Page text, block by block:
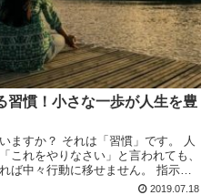
習慣！小さな一歩が人生を豊
ますか？ それは「習慣」です。 人
これをやりなさい」と言われても、
ば中々行動に移せません。 指示さ
的に何かをやろうなんて...2019.07.18